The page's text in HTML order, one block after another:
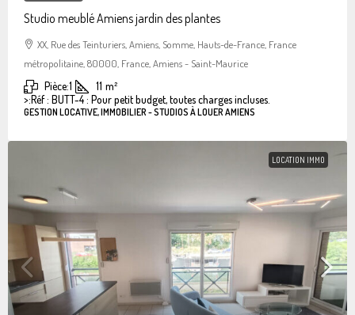
Studio meublé Amiens jardin des plantes
XX, Rue des Teinturiers, Amiens, Somme, Hauts-de-France, France
métropolitaine, 80000, France, Amiens - Saint-Maurice
Pièce:1 11 m²
>:Réf : BUTT-4 : Pour petit budget, toutes charges incluses.
GESTION LOCATIVE, IMMOBILIER - STUDIOS À LOUER AMIENS
LOCATION IMMO